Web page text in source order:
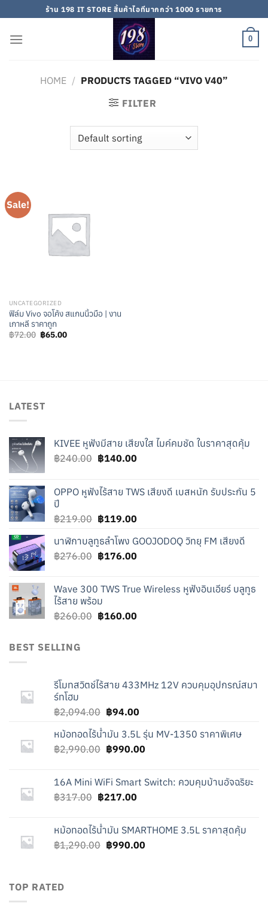
to
content
ร้าน 198 IT STORE สิ้นค้าไอทีมากกว่า 1000 รายการ
0
HOME / PRODUCTS TAGGED “VIVO V40”
FILTER
Sale!
UNCATEGORIZED
ฟิล์ม Vivo จอโค้ง สแกนนิ้วมือ | งาน
เกาหลี ราคาถูก
฿72.00 Original
price
฿65.00Current
LATEST
KIVEE หูฟังมีสาย เสียงใส ไมค์คมชัด ในราคาสุดคุ้ม
฿240.00 Original
฿240.00.
฿140.00Current
฿140.00.
OPPO หูฟังไร้สาย TWS เสียงดี เบสหนัก รับประกัน 5
ปี
฿219.00 Original
was:
฿219.00.
฿119.00Current
is:
฿119.00.
นาฬิกาบลูทูธลำโพง GOOJODOQ วิทยุ FM เสียงดี
฿276.00 Original
฿276.00.
฿176.00Current
฿176.00.
Wave 300 TWS True Wireless หูฟังอินเอียร์ บลูทูธ
ไร้สาย พร้อม
฿260.00 Original
฿160.00Current
BEST SELLING
รีโมทสวิตช์ไร้สาย 433MHz 12V ควบคุมอุปกรณ์สมา
ร์ทโฮม
฿2,094.00 Original
was:
฿2,094.00.
฿94.00Current
is:
฿94.00.
หม้อทอดไร้น้ำมัน 3.5L รุ่น MV-1350 ราคาพิเศษ
฿2,990.00 Original
฿2,990.00.
฿990.00Current
฿990.00.
16A Mini WiFi Smart Switch: ควบคุมบ้านอัจฉริยะ
฿317.00 Original
was:
฿317.00.
฿217.00Current
฿217.00.
หม้อทอดไร้น้ำมัน SMARTHOME 3.5L ราคาสุดคุ้ม
฿1,290.00 Original
฿990.00Current
TOP RATED